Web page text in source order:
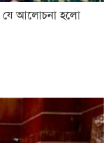
যে আলোচনা হলো